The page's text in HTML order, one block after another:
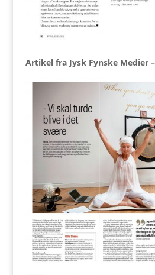
Artikel fra Jysk Fynske Medier